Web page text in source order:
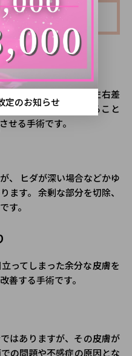
大きくなった状態)や左右差
部分を切除、縫合すること
せる手術です。
、 ヒダが深い場合などかゆ
ます。 余剰な部分を切除、
す。
ってしまった余分な皮膚を
善する手術です。
はありますが、その皮膚が
の問題や不感症の原因とな
定のお知らせ